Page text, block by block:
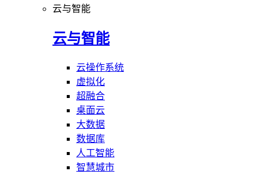
云与智能
云与智能
云操作系统
虚拟化
超融合
桌面云
大数据
数据库
人工智能
智慧城市